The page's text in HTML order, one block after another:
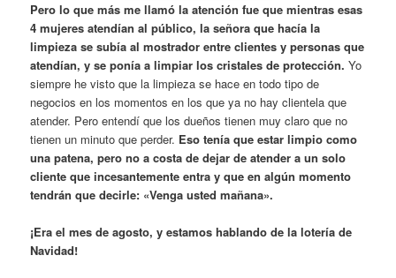
Pero lo que más me llamó la atención fue que mientras esas
4 mujeres atendían al público, la señora que hacía la
limpieza se subía al mostrador entre clientes y personas que
atendían, y se ponía a limpiar los cristales de protección. Yo
siempre he visto que la limpieza se hace en todo tipo de
negocios en los momentos en los que ya no hay clientela que
atender. Pero entendí que los dueños tienen muy claro que no
tienen un minuto que perder. Eso tenía que estar limpio como
una patena, pero no a costa de dejar de atender a un solo
cliente que incesantemente entra y que en algún momento
tendrán que decirle: «Venga usted mañana».
¡Era el mes de agosto, y estamos hablando de la lotería de
Navidad!